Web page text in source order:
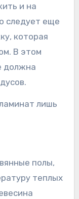
и на
следует еще
которая
В этом
должна
лишь
полы,
теплых